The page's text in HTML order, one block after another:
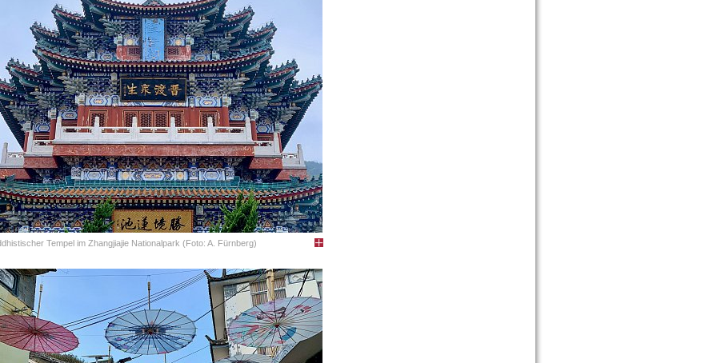
Tempel im Zhangjiajie Nationalpark (Foto: A. Fürnberg)